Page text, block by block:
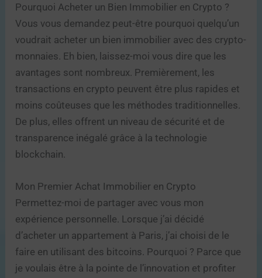
Pourquoi Acheter un Bien Immobilier en Crypto ?
Vous vous demandez peut-être pourquoi quelqu’un
voudrait acheter un bien immobilier avec des crypto-
monnaies. Eh bien, laissez-moi vous dire que les
avantages sont nombreux. Premièrement, les
transactions en crypto peuvent être plus rapides et
moins coûteuses que les méthodes traditionnelles.
De plus, elles offrent un niveau de sécurité et de
transparence inégalé grâce à la technologie
blockchain.
Mon Premier Achat Immobilier en Crypto
Permettez-moi de partager avec vous mon
expérience personnelle. Lorsque j’ai décidé
d’acheter un appartement à Paris, j’ai choisi de le
faire en utilisant des bitcoins. Pourquoi ? Parce que
je voulais être à la pointe de l’innovation et profiter